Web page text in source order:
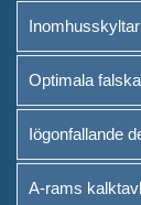
Optimala
Iögonfallande
A-rams